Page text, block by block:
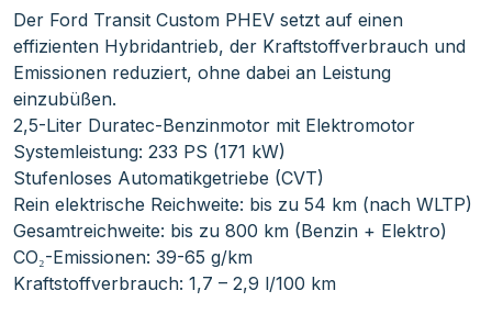
Der Ford Transit Custom PHEV setzt auf einen
effizienten Hybridantrieb, der Kraftstoffverbrauch und
Emissionen reduziert, ohne dabei an Leistung
einzubüßen.
2,5-Liter Duratec-Benzinmotor mit Elektromotor
Systemleistung: 233 PS (171 kW)
Stufenloses Automatikgetriebe (CVT)
Rein elektrische Reichweite: bis zu 54 km (nach WLTP)
Gesamtreichweite: bis zu 800 km (Benzin + Elektro)
CO₂-Emissionen: 39-65 g/km
Kraftstoffverbrauch: 1,7 – 2,9 l/100 km